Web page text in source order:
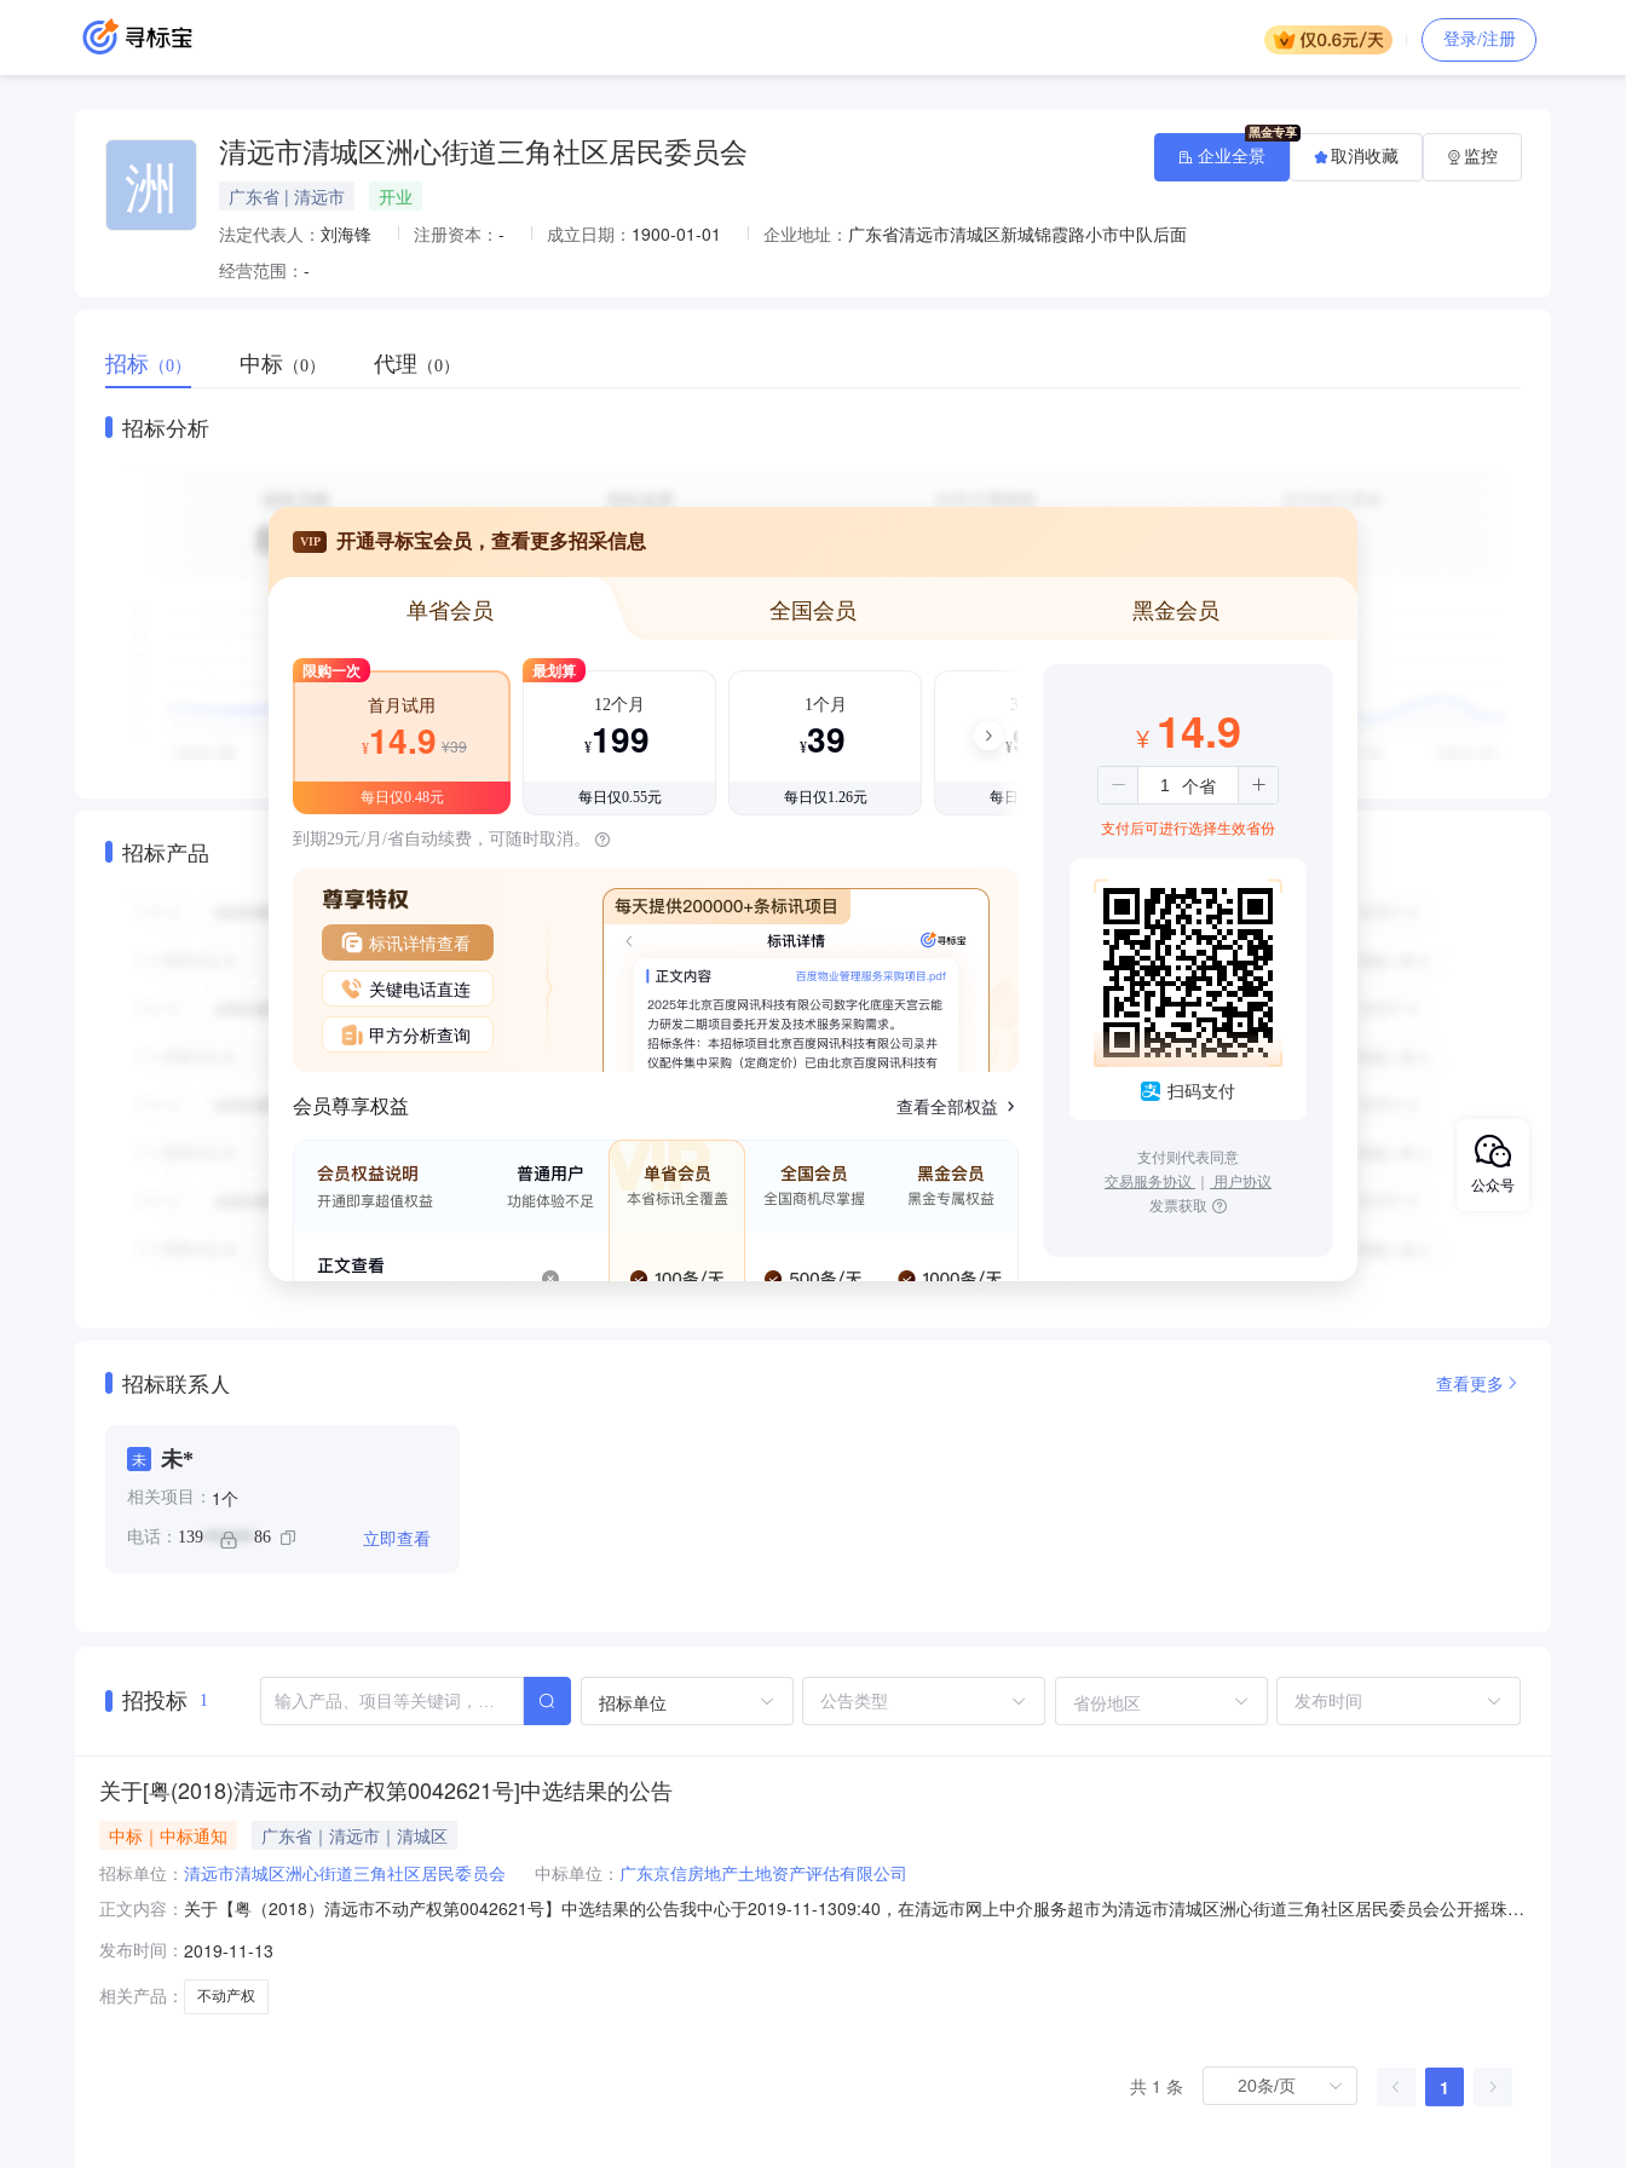
登录/注册
洲 清远市清城区洲心街道三角社区居民委员会
广东省 | 清远市
开业
法定代表人： 刘海锋 注册资本： - 成立日期： 1900-01-01 企业地址： 广东省清远市清城区新城锦霞路小市中队后面
经营范围： -
企业全景 取消收藏 监控
招标 （0） 中标 （0） 代理 （0）
招标分析
招标产品
VIP 开通寻标宝会员，查看更多招采信息
单省会员 全国会员 黑金会员
限购一次
首月试用
¥14.9 ¥39
每日仅0.48元
最划算
12个月
¥199
每日仅0.55元
1个月
¥39
每日仅1.26元
3个月
¥99
每日仅1.08元
到期29元/月/省自动续费，可随时取消。
标讯详情查看
关键电话直连
甲方分析查询
会员尊享权益 查看全部权益
¥ 14.9
支付后可进行选择生效省份
扫码支付
支付则代表同意
交易服务协议 ｜ 用户协议
发票获取
招标联系人 查看更多
未 未*
相关项目： 1个
电话： 139 ****** 86 立即查看
招投标 1 招标单位 省份地区
关于[粤(2018)清远市不动产权第0042621号]中选结果的公告
中标｜中标通知
广东省｜清远市｜清城区
招标单位： 清远市清城区洲心街道三角社区居民委员会 中标单位： 广东京信房地产土地资产评估有限公司
正文内容： 关于【粤（2018）清远市不动产权第0042621号】中选结果的公告我中心于2019-11-1309:40，在清远市网上中介服务超市为清远市清城区洲心街道三角社区居民委员会公开摇珠选
11-1309:40服务金额暂不做评估与测算金额说明按正常收费标准下浮30%收取选取中介方式随机抽取中选机构名称广东京信房地产土地资产评估有限公司
发布时间： 2019-11-13
相关产品：
不动产权
共 1 条 1
公众号